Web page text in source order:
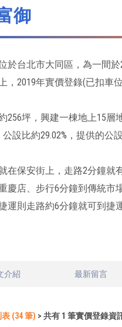
御
位於台北市大同區，為一間
，2019年實價登錄(已扣車
256坪，興建一棟地上15層
設比約29.02%，提供的公
在保安街上，走路2分鐘就
慶店、步行6分鐘到傳統市
運則走路約6分鐘就可到捷
介紹 最新留言
(34 筆) > 共有 1 筆實價登錄資